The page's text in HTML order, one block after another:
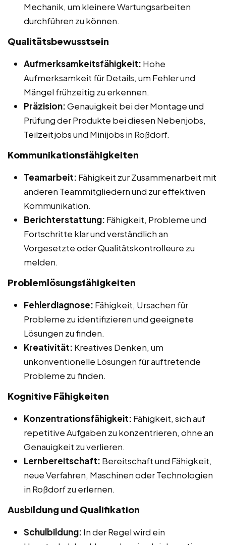
Mechanik, um kleinere Wartungsarbeiten
durchführen zu können.
Qualitätsbewusstsein
Aufmerksamkeitsfähigkeit: Hohe
Aufmerksamkeit für Details, um Fehler und
Mängel frühzeitig zu erkennen.
Präzision:Genauigkeit bei der Montage und
Prüfung der Produkte bei diesen Nebenjobs,
Teilzeitjobs und Minijobs in Roßdorf.
Kommunikationsfähigkeiten
Teamarbeit: Fähigkeit zur Zusammenarbeit mit
anderen Teammitgliedern und zur effektiven
Kommunikation.
Berichterstattung: Fähigkeit, Probleme und
Fortschritte klar und verständlich an
Vorgesetzte oder Qualitätskontrolleure zu
melden.
Problemlösungsfähigkeiten
Fehlerdiagnose: Fähigkeit, Ursachen für
Probleme zu identifizieren und geeignete
Lösungen zu finden.
Kreativität: Kreatives Denken, um
unkonventionelle Lösungen für auftretende
Probleme zu finden.
Kognitive Fähigkeiten
Konzentrationsfähigkeit: Fähigkeit, sich auf
repetitive Aufgaben zu konzentrieren, ohne an
Genauigkeit zu verlieren.
Lernbereitschaft: Bereitschaft und Fähigkeit,
neue Verfahren, Maschinen oder Technologien
in Roßdorf zu erlernen.
Ausbildung und Qualifikation
Schulbildung: In der Regel wird ein